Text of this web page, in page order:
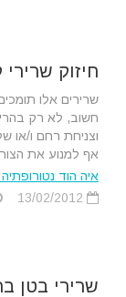
חיזוק
שרירים אלו
חשוב, לא רק
וצניחת רחם ו/או
אף למנוע את
איה הוד
שרירי בטן